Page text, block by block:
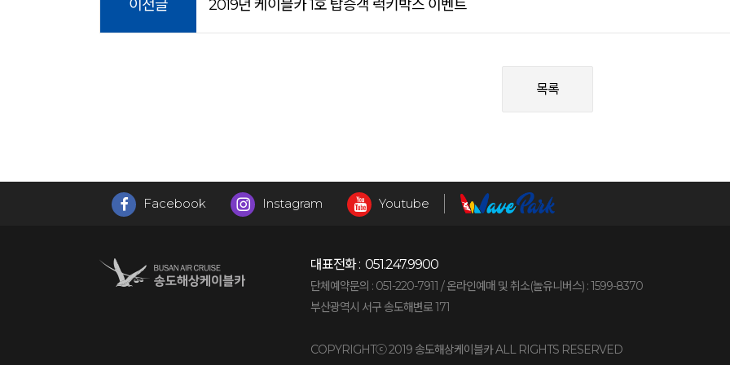
이전글 2019년 케이블카 1호 탑승객 럭키박스 이벤트
목록
Facebook Instagram Youtube
대표전화 : 051.247.9900
단체예약문의 : 051-220-7911 /온라인예매 및 취소(놀유니버스) : 1599-8370
부산광역시 서구 송도해변로 171
COPYRIGHTⓒ 2019 송도해상케이블카 ALL RIGHTS RESERVED